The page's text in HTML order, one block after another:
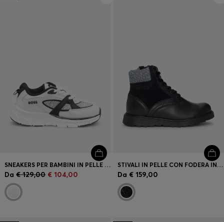
SNEAKERS PER BAMBINI IN PELLE E MESH CON LOGO
Da € 129,00 € 104,00
STIVALI IN PELLE CON FODERA INTERNA IN SHEARLING SINTETICO
Da € 159,00